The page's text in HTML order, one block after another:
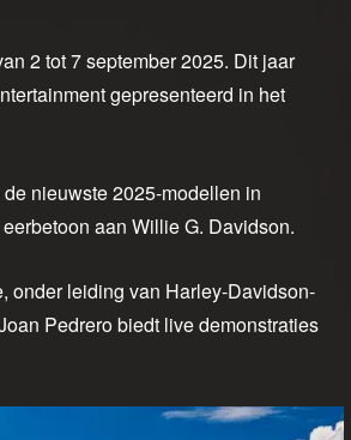
2 tot 7 september 2025. Dit jaar
gepresenteerd in het
nieuwste 2025-modellen in
aan Willie G. Davidson.
onder leiding van Harley-Davidson-
Pedrero biedt live demonstraties